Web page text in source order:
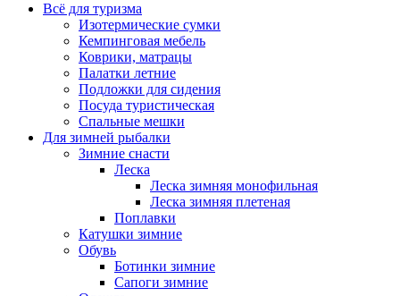
Всё для туризма
Изотермические сумки
Кемпинговая мебель
Коврики, матрацы
Палатки летние
Подложки для сидения
Посуда туристическая
Спальные мешки
Для зимней рыбалки
Зимние снасти
Леска
Леска зимняя монофильная
Леска зимняя плетеная
Поплавки
Катушки зимние
Обувь
Ботинки зимние
Сапоги зимние